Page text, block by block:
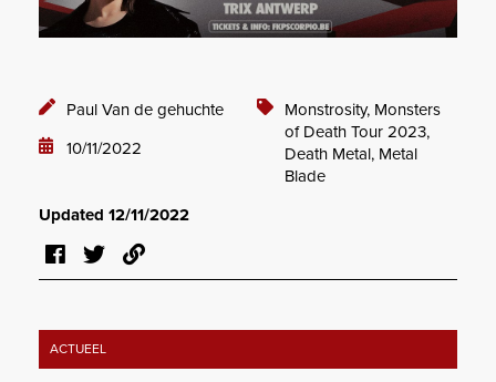
Paul Van de gehuchte
10/11/2022
Monstrosity, Monsters
of Death Tour 2023,
Death Metal, Metal
Blade
Updated 12/11/2022
ACTUEEL